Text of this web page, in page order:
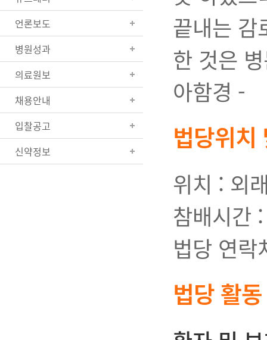
언론보도
병원성과
의료원보
채용안내
입찰공고
신약정보
끝내는 감
한 것은
아함경 -
법당위치
위치 : 외
참배시간
법당 연
법당 활